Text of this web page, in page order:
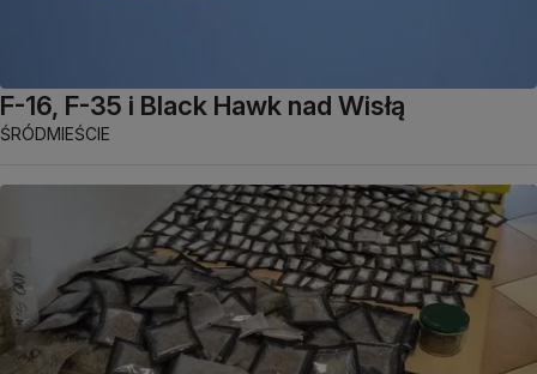
F-16, F-35 i Black Hawk nad Wisłą
ŚRÓDMIEŚCIE